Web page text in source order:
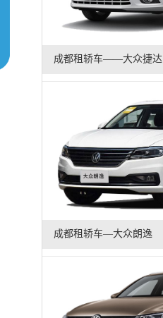
成都租轿车——大众捷达
成都租轿车—大众朗逸